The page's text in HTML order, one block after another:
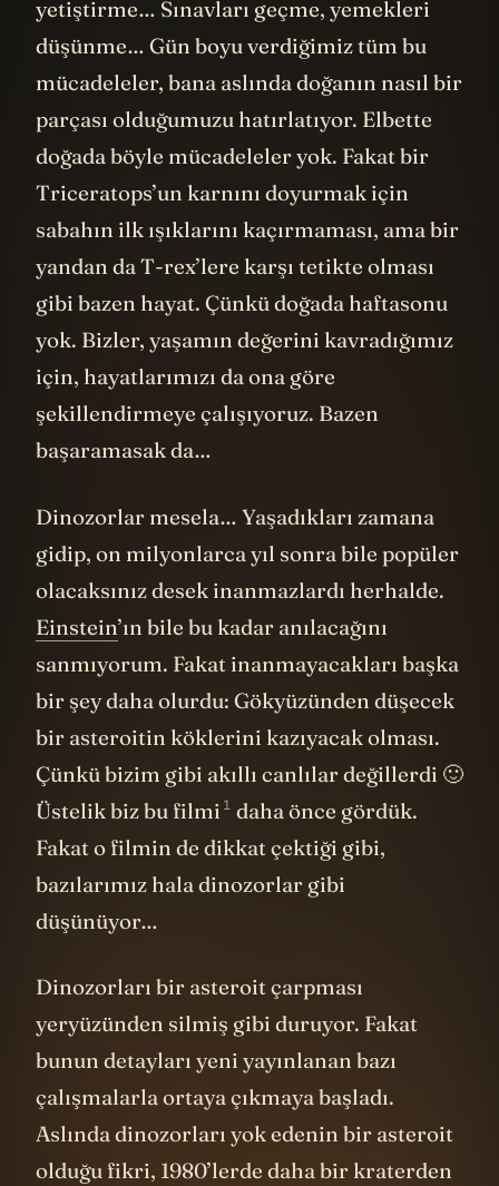
yetiştirme… Sınavları geçme, yemekleri
düşünme… Gün boyu verdiğimiz tüm bu
mücadeleler, bana aslında doğanın nasıl bir
parçası olduğumuzu hatırlatıyor. Elbette
doğada böyle mücadeleler yok. Fakat bir
Triceratops’un karnını doyurmak için
sabahın ilk ışıklarını kaçırmaması, ama bir
yandan da T-rex’lere karşı tetikte olması
gibi bazen hayat. Çünkü doğada haftasonu
yok. Bizler, yaşamın değerini kavradığımız
için, hayatlarımızı da ona göre
şekillendirmeye çalışıyoruz. Bazen
başaramasak da…
Dinozorlar mesela… Yaşadıkları zamana
gidip, on milyonlarca yıl sonra bile popüler
olacaksınız desek inanmazlardı herhalde.
Einstein’ın bile bu kadar anılacağını
sanmıyorum. Fakat inanmayacakları başka
bir şey daha olurdu: Gökyüzünden düşecek
bir asteroitin köklerini kazıyacak olması.
Çünkü bizim gibi akıllı canlılar değillerdi 🙂
Üstelik bizbu filmi 1 daha önce gördük.
Fakat o filmin de dikkat çektiği gibi,
bazılarımız hala dinozorlar gibi
düşünüyor…
Dinozorları bir asteroit çarpması
yeryüzünden silmiş gibi duruyor. Fakat
bunun detayları yeni yayınlanan bazı
çalışmalarla ortaya çıkmaya başladı.
Aslında dinozorları yok edenin bir asteroit
olduğu fikri, 1980’lerde daha bir kraterden